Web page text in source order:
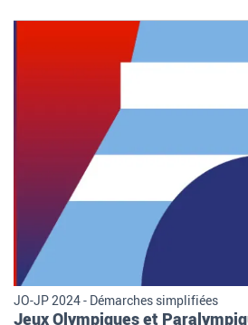
JO-JP 2024 - Démarches simplifiées
Jeux Olympiques et